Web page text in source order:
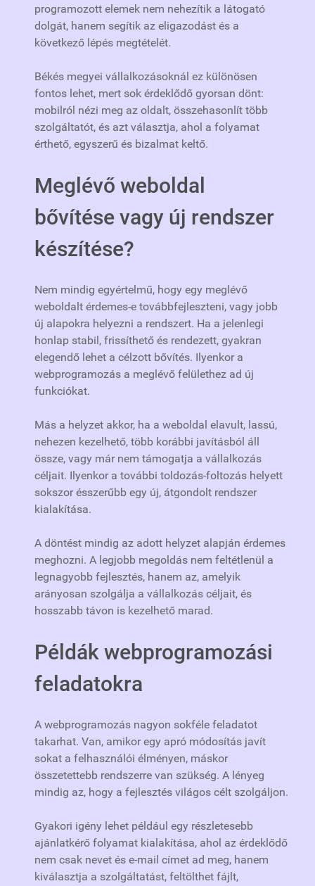
programozott elemek nem nehezítik a látogató
dolgát, hanem segítik az eligazodást és a
következő lépés megtételét.
Békés megyei vállalkozásoknál ez különösen
fontos lehet, mert sok érdeklődő gyorsan dönt:
mobilról nézi meg az oldalt, összehasonlít több
szolgáltatót, és azt választja, ahol a folyamat
érthető, egyszerű és bizalmat keltő.
Meglévő weboldal
bővítése vagy új rendszer
készítése?
Nem mindig egyértelmű, hogy egy meglévő
weboldalt érdemes-e továbbfejleszteni, vagy jobb
új alapokra helyezni a rendszert. Ha a jelenlegi
honlap stabil, frissíthető és rendezett, gyakran
elegendő lehet a célzott bővítés. Ilyenkor a
webprogramozás a meglévő felülethez ad új
funkciókat.
Más a helyzet akkor, ha a weboldal elavult, lassú,
nehezen kezelhető, több korábbi javításból áll
össze, vagy már nem támogatja a vállalkozás
céljait. Ilyenkor a további toldozás-foltozás helyett
sokszor ésszerűbb egy új, átgondolt rendszer
kialakítása.
A döntést mindig az adott helyzet alapján érdemes
meghozni. A legjobb megoldás nem feltétlenül a
legnagyobb fejlesztés, hanem az, amelyik
arányosan szolgálja a vállalkozás céljait, és
hosszabb távon is kezelhető marad.
Példák webprogramozási
feladatokra
A webprogramozás nagyon sokféle feladatot
takarhat. Van, amikor egy apró módosítás javít
sokat a felhasználói élményen, máskor
összetettebb rendszerre van szükség. A lényeg
mindig az, hogy a fejlesztés világos célt szolgáljon.
Gyakori igény lehet például egy részletesebb
ajánlatkérő folyamat kialakítása, ahol az érdeklődő
nem csak nevet és e-mail címet ad meg, hanem
kiválasztja a szolgáltatást, feltölthet fájlt,